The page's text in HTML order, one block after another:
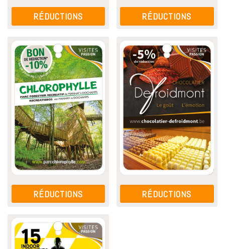
RÉDUCTIONS RÉDUCTIONS
RÉDUCTIONS RÉDUCTIONS